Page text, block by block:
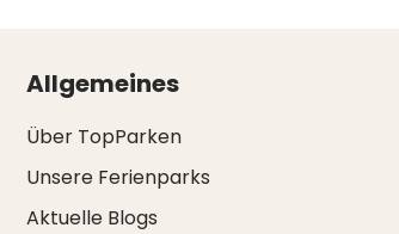
Allgemeines
Über TopParken
Unsere Ferienparks
Aktuelle Blogs